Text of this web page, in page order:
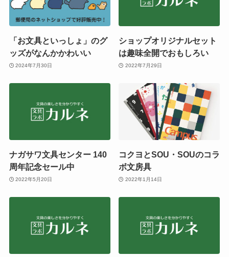
「お文具といっしょ」のグ
ッズがなんかかわいい
2024年7月30日
ショップオリジナルセット
は趣味全開でおもしろい
2022年7月29日
ナガサワ文具センター 140
周年記念セール中
2022年5月20日
コクヨとSOU・SOUのコラ
ボ文房具
2022年1月14日